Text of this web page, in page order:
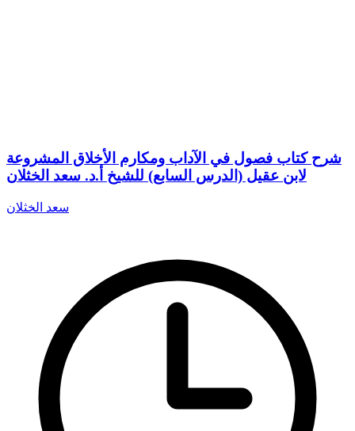
شرح كتاب فصول في الآداب ومكارم الأخلاق المشروعة
لابن عقيل (الدرس السابع) للشيخ أ.د. سعد الخثلان
سعد الخثلان